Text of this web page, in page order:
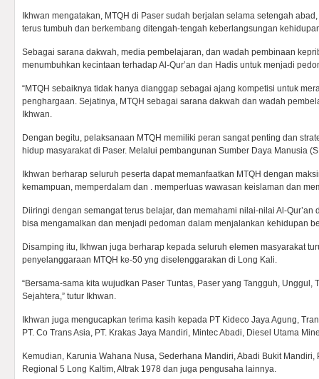
Ikhwan mengatakan, MTQH di Paser sudah berjalan selama setengah
terus tumbuh dan berkembang ditengah-tengah keberlangsungan
Sebagai sarana dakwah, media pembelajaran, dan wadah pembinaan
menumbuhkan kecintaan terhadap Al-Qur’an dan Hadis untuk menjadi
“MTQH sebaiknya tidak hanya dianggap sebagai ajang kompetisi untuk
penghargaan. Sejatinya, MTQH sebagai sarana dakwah dan wadah
Ikhwan.
Dengan begitu, pelaksanaan MTQH memiliki peran sangat penting dan
hidup masyarakat di Paser. Melalui pembangunan Sumber Daya Manusia
Ikhwan berharap seluruh peserta dapat memanfaatkan MTQH dengan
kemampuan, memperdalam dan . memperluas wawasan keislaman dan
Diiringi dengan semangat terus belajar, dan memahami nilai-nilai Al-
bisa mengamalkan dan menjadi pedoman dalam menjalankan kehidupan
Disamping itu, Ikhwan juga berharap kepada seluruh elemen masyarakat
penyelanggaraan MTQH ke-50 yng diselenggarakan di Long Kali.
“Bersama-sama kita wujudkan Paser Tuntas, Paser yang Tangguh, Unggul,
Sejahtera,” tutur Ikhwan.
Ikhwan juga mengucapkan terima kasih kepada PT Kideco Jaya Agung,
PT. Co Trans Asia, PT. Krakas Jaya Mandiri, Mintec Abadi, Diesel Utama
Kemudian, Karunia Wahana Nusa, Sederhana Mandiri, Abadi Bukit
Regional 5 Long Kaltim, Altrak 1978 dan juga pengusaha lainnya.